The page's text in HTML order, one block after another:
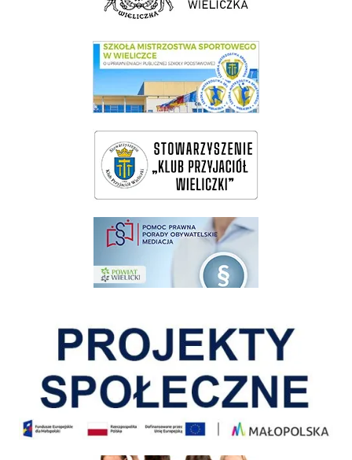
link do SMS Wieliczka
wieliczka-wieliczanie na bis
pomoc prawna wieliczka